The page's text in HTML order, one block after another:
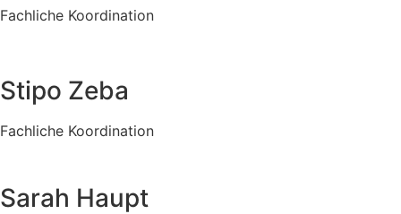
Fachliche Koordination
Stipo Zeba
Fachliche Koordination
Sarah Haupt